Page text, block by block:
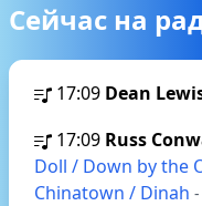
Сейчас на
17:09 Dean
17:09 Russ
Doll / Down by the
Chinatown / Dinah